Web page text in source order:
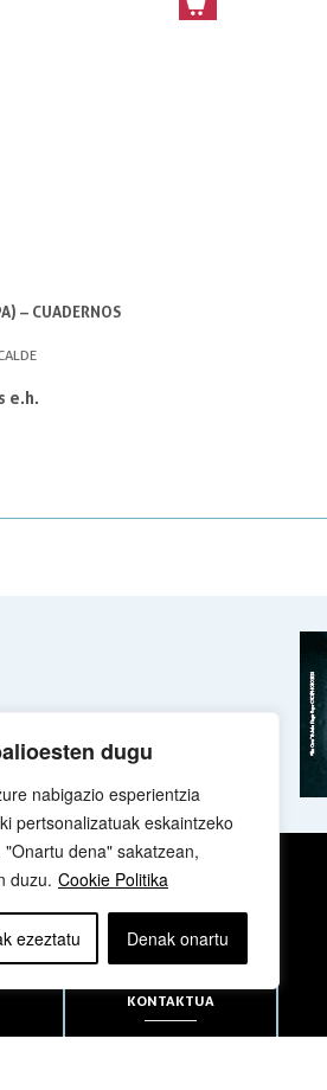
dugu
nabigazio esperientzia
pertsonalizatuak eskaintzeko
dena" sakatzean,
duzu. Cookie Politika
ezeztatu Denak onartu
– CUADERNOS
e.h.
NOR GARA
KONTAKTUA